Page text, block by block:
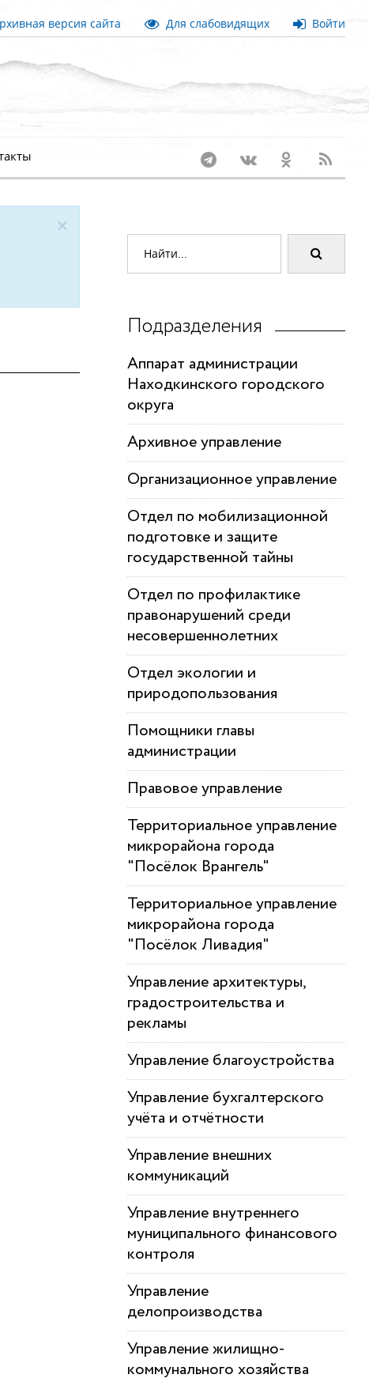
версия сайта Для слабовидящих Войти
×
Подразделения
Аппарат администрации
Находкинского городского
округа
Архивное управление
Организационное управление
Отдел по мобилизационной
подготовке и защите
государственной тайны
Отдел по профилактике
правонарушений среди
несовершеннолетних
Отдел экологии и
природопользования
Помощники главы
администрации
Правовое управление
Территориальное управление
микрорайона города
"Посёлок Врангель"
Территориальное управление
микрорайона города
"Посёлок Ливадия"
Управление архитектуры,
градостроительства и
рекламы
Управление благоустройства
Управление бухгалтерского
учёта и отчётности
Управление внешних
коммуникаций
Управление внутреннего
муниципального финансового
контроля
Управление
делопроизводства
Управление жилищно-
коммунального хозяйства